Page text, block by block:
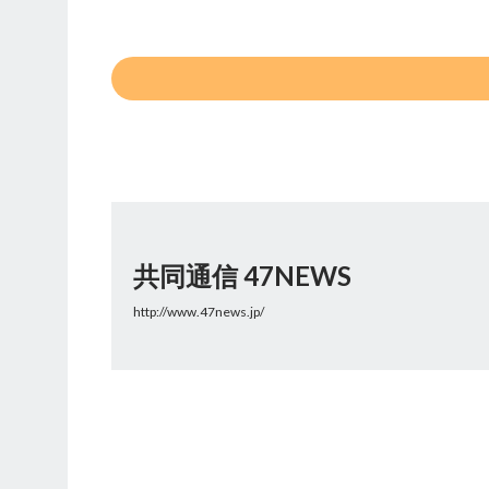
共同通信 47NEWS
http://www.47news.jp/